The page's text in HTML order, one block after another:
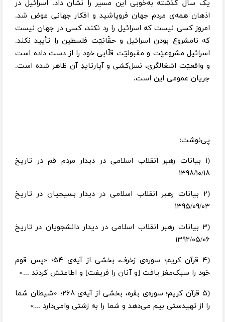
یک سال گذشته به‌خوبی این مسیر را نشان داد. اسرائیل در
اذهان همه‌ی مردم جهان فروپاشید و افکار جهانی عوض شد.
امروز کسی نیست که اسرائیل را رد نکند، کسی در جهان نیست
که نامشروع بودن اسرائیل و حقّانیّت فلسطین را تأیید نکند.
اسرائیل مشروعیّت و مقبولیّت قلّابی خود را از دست داده است
و واقعیّت اشغالگری، نسل‌کشی و آپارتایدِ آن ظاهر شده است.
جریان عمومی این است.
پی‌نوشت:
(۱ بیانات رهبر انقلاب اسلامی در دیدار مردم قم در تاریخ
۱۳۹۸/۱۰/۱۸
(۲ بیانات رهبر انقلاب اسلامی در دیدار بسیجیان در تاریخ
۱۳۹۵/۰۹/۰۳
(۳ بیانات رهبر انقلاب اسلامی در دیدار دانشجویان در تاریخ
۱۳۹۲/۰۵/۰۶
(۴ قرآن کریم؛ سوره‌ی زخرف، بخشی از آیه‌ی ۵۴؛ «پس قوم
خود را سبک‌مغز یافت [و آنان را فریفت] و اطاعتش کردند ...»
(۵ قرآن کریم؛ سوره‌ی بقره، بخشی از آیه‌ی ۲۶۸؛ «شیطان شما
را از تهیدستى بیم مى‌دهد و شما را به زشتى وامى‌دارد ...»